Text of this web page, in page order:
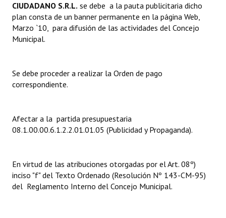
Actas de Sesión
Informes de Unidad Coordinadora
Actas de Audiencias Públicas
Comunicaciones
Resoluciones
Resoluciones de Presidencia
CIUDADANO S.R.L. se debe a la pauta publicitaria dicho
plan consta de un banner permanente en la página Web,
Marzo `10, para difusión de las actividades del Concejo
Municipal.
Se debe proceder a realizar la Orden de pago
correspondiente.
Afectar a la partida presupuestaria
08.1.00.00.6.1.2.2.01.01.05 (Publicidad y Propaganda).
En virtud de las atribuciones otorgadas por el Art. 08º)
inciso "f" del Texto Ordenado (Resolución Nº 143-CM-95)
del Reglamento Interno del Concejo Municipal.